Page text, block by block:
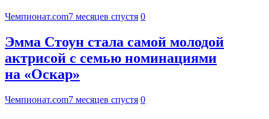
Чемпионат.com7 месяцев спустя 0
Эмма Стоун стала самой молодой
актрисой с семью номинациями
на «Оскар»
Чемпионат.com7 месяцев спустя 0